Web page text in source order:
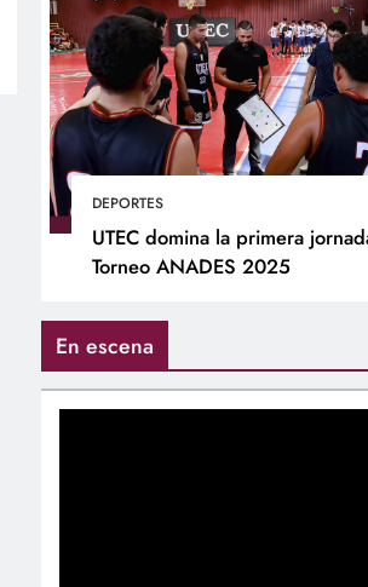
DEPORTES
UTEC domina la primera
Torneo ANADES 2025
En escena